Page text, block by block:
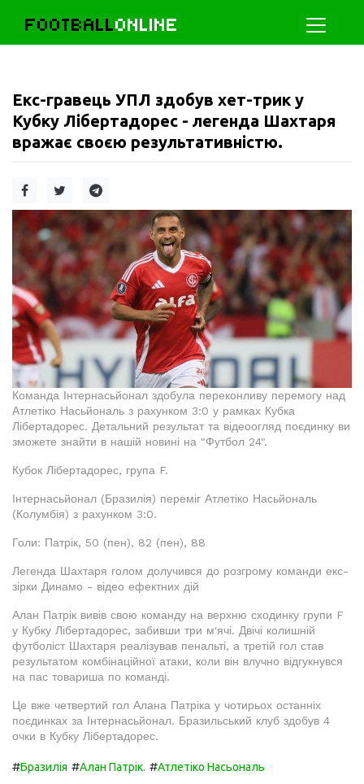
FOOTBALLONLINE
Екс-гравець УПЛ здобув хет-трик у
Кубку Лібертадорес - легенда Шахтаря
вражає своєю результативністю.
Команда Інтернасьйонал здобула переконливу перемогу над
Атлетіко Насьйональ з рахунком 3:0 у рамках Кубка
Лібертадорес. Детальний результат та відеоогляд поєдинку ви
зможете знайти в нашій новині на "Футбол 24".
Кубок Лібертадорес, група F.
Інтернасьйонал (Бразилія) переміг Атлетіко Насьйональ
(Колумбія) з рахунком 3:0.
Голи: Патрік, 50 (пен), 82 (пен), 88
Легенда Шахтаря голом долучився до розгрому команди екс-
зірки Динамо - відео ефектних дій
Алан Патрік вивів свою команду на верхню сходинку групи F
у Кубку Лібертадорес, забивши три м'ячі. Двічі колишній
футболіст Шахтаря реалізував пенальті, а третій гол став
результатом комбінаційної атаки, коли він влучно відгукнувся
на пас товариша по команді.
Це вже четвертий гол Алана Патріка у чотирьох останніх
поєдинках за Інтернасьйонал. Бразильський клуб здобув 4
очки в Кубку Лібертадорес.
#Бразилія #Алан Патрік. #Атлетіко Насьональ